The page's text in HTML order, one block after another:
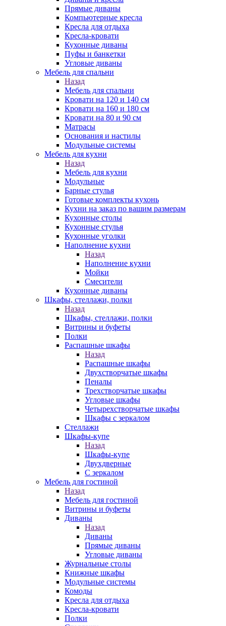
Прямые диваны
Компьютерные кресла
Кресла для отдыха
Кресла-кровати
Кухонные диваны
Пуфы и банкетки
Угловые диваны
Мебель для спальни
Назад
Мебель для спальни
Кровати на 120 и 140 см
Кровати на 160 и 180 см
Кровати на 80 и 90 см
Матрасы
Основания и настилы
Модульные системы
Мебель для кухни
Назад
Мебель для кухни
Модульные
Барные стулья
Готовые комплекты кухонь
Кухни на заказ по вашим размерам
Кухонные столы
Кухонные стулья
Кухонные уголки
Наполнение кухни
Назад
Наполнение кухни
Мойки
Смесители
Кухонные диваны
Шкафы, стеллажи, полки
Назад
Шкафы, стеллажи, полки
Витрины и буфеты
Полки
Распашные шкафы
Назад
Распашные шкафы
Двухстворчатые шкафы
Пеналы
Трехстворчатые шкафы
Угловые шкафы
Четырехстворчатые шкафы
Шкафы с зеркалом
Стеллажи
Шкафы-купе
Назад
Шкафы-купе
Двухдверные
С зеркалом
Мебель для гостиной
Назад
Мебель для гостиной
Витрины и буфеты
Диваны
Назад
Диваны
Прямые диваны
Угловые диваны
Журнальные столы
Книжные шкафы
Модульные системы
Комоды
Кресла для отдыха
Кресла-кровати
Полки